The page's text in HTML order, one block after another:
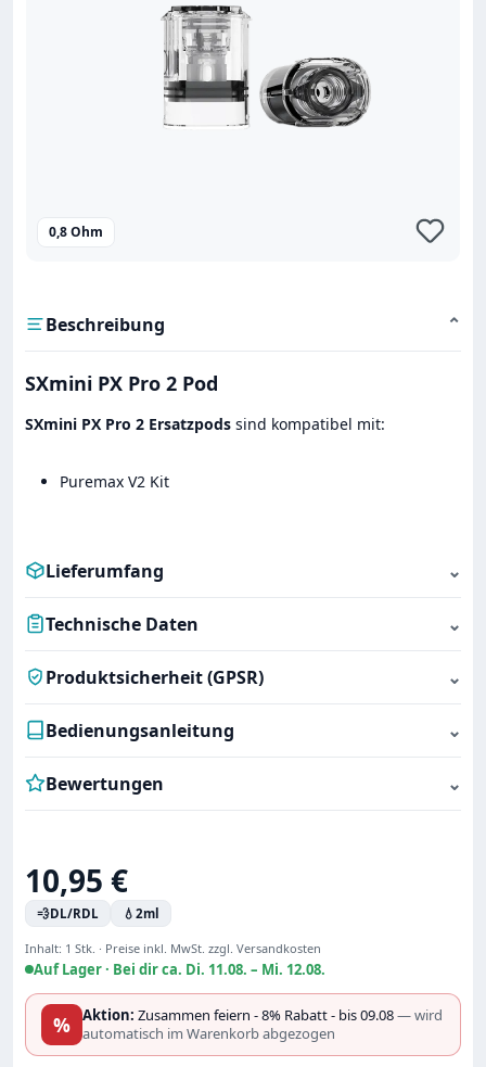
0,8 Ohm
Beschreibung ⌄
SXmini PX Pro 2 Pod
SXmini PX Pro 2 Ersatzpods sind kompatibel mit:
Puremax V2 Kit
Lieferumfang ⌄
Technische Daten ⌄
Produktsicherheit (GPSR) ⌄
Bedienungsanleitung ⌄
Bewertungen ⌄
Regulärer Preis:
10,95 €
💨DL/RDL 💧 2ml
Inhalt: 1 Stk. · Preise inkl. MwSt. zzgl. Versandkosten
Auf Lager · Bei dir ca. Di. 11.08. – Mi. 12.08.
% Aktion: Zusammen feiern - 8% Rabatt - bis 09.08— wird
automatisch im Warenkorb abgezogen